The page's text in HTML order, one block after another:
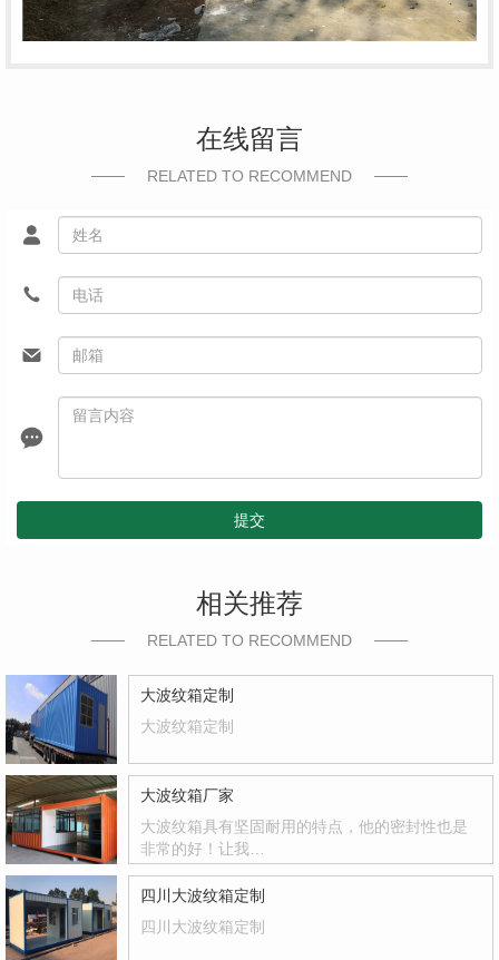
在线留言
RELATED TO RECOMMEND
提交
相关推荐
RELATED TO RECOMMEND
大波纹箱定制
大波纹箱定制
大波纹箱厂家
大波纹箱具有坚固耐用的特点，他的密封性也是
非常的好！让我…
四川大波纹箱定制
四川大波纹箱定制